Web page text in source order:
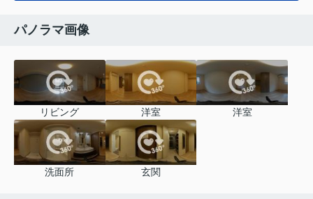
パノラマ画像
リビング 洋室 洋室
洗面所 玄関